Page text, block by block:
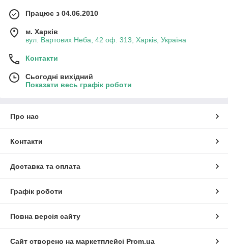
Працює з 04.06.2010
м. Харків
вул. Вартових Неба, 42 оф. 313, Харків, Україна
Контакти
Сьогодні вихідний
Показати весь графік роботи
Про нас
Контакти
Доставка та оплата
Графік роботи
Повна версія сайту
Сайт створено на маркетплейсі Prom.ua